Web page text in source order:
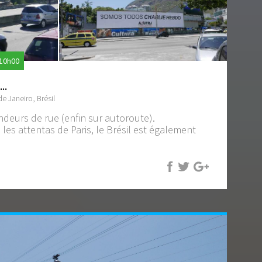
Janeiro, Brésil
de rue (enfin sur autoroute).
attentas de Paris, le Brésil est également